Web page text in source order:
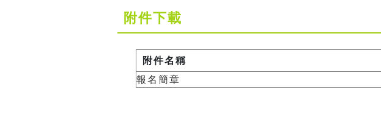
附件下載
附件名稱
報名簡章